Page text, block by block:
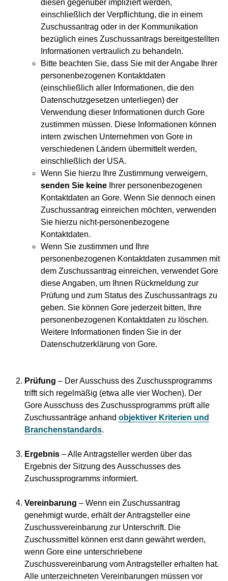
diesen gegenüber impliziert werden,
einschließlich der Verpflichtung, die in einem
Zuschussantrag oder in der Kommunikation
bezüglich eines Zuschussantrags bereitgestellten
Informationen vertraulich zu behandeln.
Bitte beachten Sie, dass Sie mit der Angabe Ihrer
personenbezogenen Kontaktdaten
(einschließlich aller Informationen, die den
Datenschutzgesetzen unterliegen) der
Verwendung dieser Informationen durch Gore
zustimmen müssen. Diese Informationen können
intern zwischen Unternehmen von Gore in
verschiedenen Ländern übermittelt werden,
einschließlich der USA.
Wenn Sie hierzu Ihre Zustimmung verweigern,
senden Sie keine Ihrer personenbezogenen
Kontaktdaten an Gore. Wenn Sie dennoch einen
Zuschussantrag einreichen möchten, verwenden
Sie hierzu nicht-personenbezogene
Kontaktdaten.
Wenn Sie zustimmen und Ihre
personenbezogenen Kontaktdaten zusammen mit
dem Zuschussantrag einreichen, verwendet Gore
diese Angaben, um Ihnen Rückmeldung zur
Prüfung und zum Status des Zuschussantrags zu
geben. Sie können Gore jederzeit bitten, Ihre
personenbezogenen Kontaktdaten zu löschen.
Weitere Informationen finden Sie in der
Datenschutzerklärung von Gore.
Prüfung – Der Ausschuss des Zuschussprogramms
trifft sich regelmäßig (etwa alle vier Wochen). Der
Gore Ausschuss des Zuschussprogramms prüft alle
Zuschussanträge anhand objektiver Kriterien und
Branchenstandards.
Ergebnis – Alle Antragsteller werden über das
Ergebnis der Sitzung des Ausschusses des
Zuschussprogramms informiert.
Vereinbarung – Wenn ein Zuschussantrag
genehmigt wurde, erhält der Antragsteller eine
Zuschussvereinbarung zur Unterschrift. Die
Zuschussmittel können erst dann gewährt werden,
wenn Gore eine unterschriebene
Zuschussvereinbarung vom Antragsteller erhalten hat.
Alle unterzeichneten Vereinbarungen müssen vor